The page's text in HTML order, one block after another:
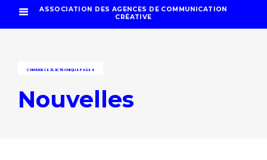
ASSOCIATION DES AGENCES DE COMMUNICATION
CRÉATIVE
COMMERCE ÉLECTRONIQUE PAGE 4
Nouvelles